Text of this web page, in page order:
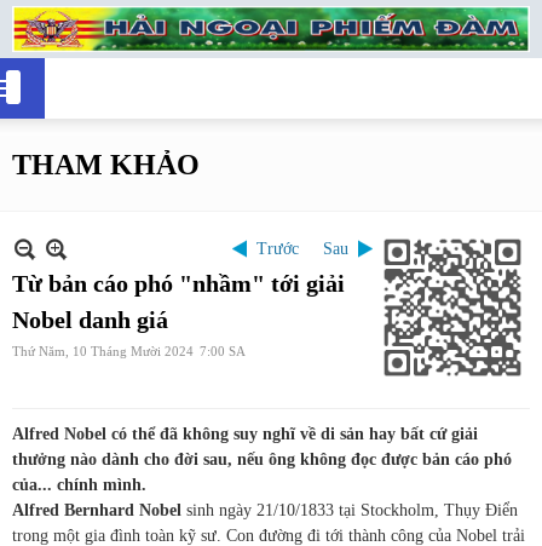
THAM KHẢO
Trước Sau
Từ bản cáo phó "nhầm" tới giải
Nobel danh giá
Thứ Năm, 10 Tháng Mười 2024 7:00 SA
Alfred Nobel có thể đã không suy nghĩ về di sản hay bất cứ giải
thưởng nào dành cho đời sau, nếu ông không đọc được bản cáo phó
của... chính mình.
Alfred Bernhard Nobel sinh ngày 21/10/1833 tại Stockholm, Thụy Điển
trong một gia đình toàn kỹ sư. Con đường đi tới thành công của Nobel trải